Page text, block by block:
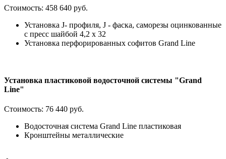
Стоимость: 458 640 руб.
Установка J- профиля, J - фаска, саморезы оцинкованные
с пресс шайбой 4,2 х 32
Установка перфорированных софитов Grand Line
Установка пластиковой водосточной системы "Grand
Line"
Стоимость: 76 440 руб.
Водосточная система Grand Line пластиковая
Кронштейны металлические